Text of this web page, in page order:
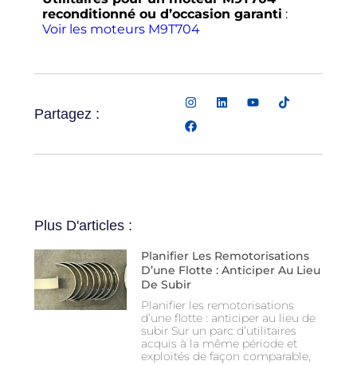
reconditionné ou d’occasion garanti :
Voir les moteurs M9T704
Partagez :
Plus D'articles :
Planifier Les Remotorisations
D’une Flotte : Anticiper Au Lieu
De Subir
Planifier les remotorisations
d’une flotte : anticiper au lieu de
subir Sur un parc d’utilitaires
acquis à la même période et
exploités de façon comparable,